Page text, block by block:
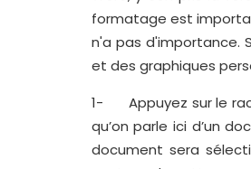
formatage est
n'a pas d'importance.
et des graphiques
1- Appuyez sur le
qu’on parle ici d’un
document sera